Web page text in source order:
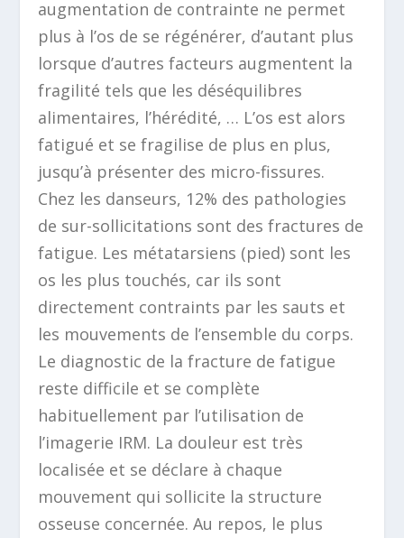
augmentation de contrainte ne permet
plus à l’os de se régénérer, d’autant plus
lorsque d’autres facteurs augmentent la
fragilité tels que les déséquilibres
alimentaires, l’hérédité, … L’os est alors
fatigué et se fragilise de plus en plus,
jusqu’à présenter des micro-fissures.
Chez les danseurs, 12% des pathologies
de sur-sollicitations sont des fractures de
fatigue. Les métatarsiens (pied) sont les
os les plus touchés, car ils sont
directement contraints par les sauts et
les mouvements de l’ensemble du corps.
Le diagnostic de la fracture de fatigue
reste difficile et se complète
habituellement par l’utilisation de
l’imagerie IRM. La douleur est très
localisée et se déclare à chaque
mouvement qui sollicite la structure
osseuse concernée. Au repos, le plus